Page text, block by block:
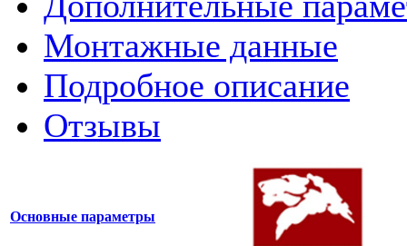
Монтажные данные
Подробное описание
Отзывы
Основные параметры